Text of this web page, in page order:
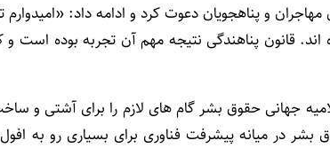
و پناهجویان دعوت کرد و ادامه داد:
قانون پناهندگی نتیجه مهم آن تجربه بوده است و
جهانی حقوق بشر گام های لازم را برای آشتی و ساخت
بشر در میانه پیشرفت فناوری برای بسیاری رو به